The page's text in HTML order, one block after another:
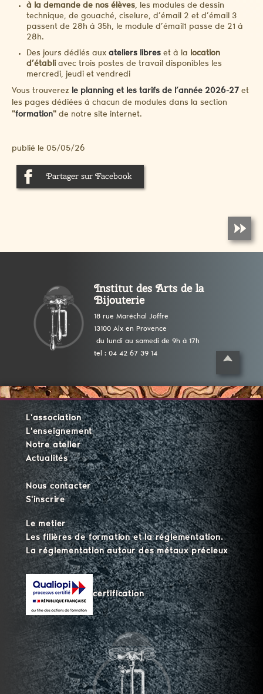
à la demande de nos élèves, les modules de dessin
technique, de gouaché, ciselure, d’émail 2 et d’émail 3
passent de 28h à 35h, le module d’émail1 passe de 21 à
28h.
Des jours dédiés aux ateliers libres et à la location
d’établi avec trois postes de travail disponibles les
mercredi, jeudi et vendredi
Vous trouverez le planning et les tarifs de l’année 2026-27 et
les pages dédiées à chacun de modules dans la section
"formation" de notre site internet.
publié le 05/05/26
Partager sur Facebook
Institut des Arts de la
Bijouterie
18 rue Maréchal Joffre
13100 Aix en Provence
du lundi au samedi de 9h à 17h
tel : 04 42 67 39 14
L'association
L'enseignement
Notre atelier
Actualités
Nous contacter
S'inscrire
Le metier
Les filières de formation et la réglementation.
La réglementation autour des métaux précieux
certification